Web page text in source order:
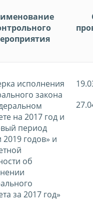
исполнения
закона
на 2017 год и
период
2019 годов» и
об
за 2017 год»